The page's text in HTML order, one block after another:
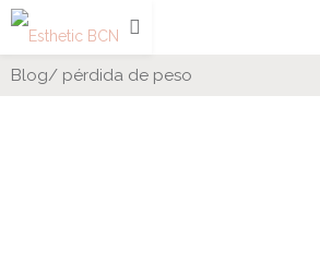
Blog/ pérdida de peso